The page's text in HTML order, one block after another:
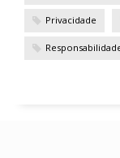
Privacidade